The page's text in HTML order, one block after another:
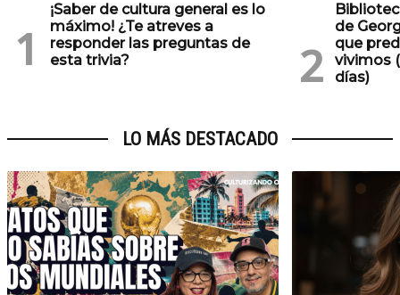
¡Saber de cultura general es lo
máximo! ¿Te atreves a
responder las preguntas de
esta trivia?
de
que
vivimos
días)
LO MÁS DESTACADO